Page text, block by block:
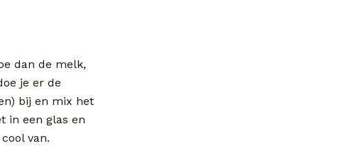
dan de melk,
je er de
bij en mix het
in een glas en
van.